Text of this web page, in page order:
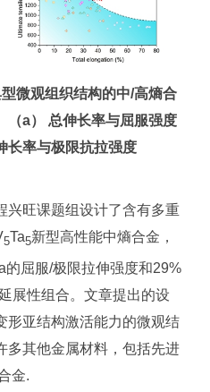
微观组织结构的中/高熵合
（a） 总伸长率与屈服强度
长率与极限抗拉强度
兴旺课题组设计了含有多重
5Ta5新型高性能中熵合金，
屈服/极限拉伸强度和29%
展性组合。文章提出的设
形亚结构激活能力的微观结
多其他金属材料，包括先进
金.